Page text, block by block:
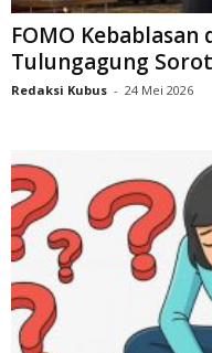
FOMO Kebablasan
Tulungagung
Redaksi Kubus - 24 Mei 2026